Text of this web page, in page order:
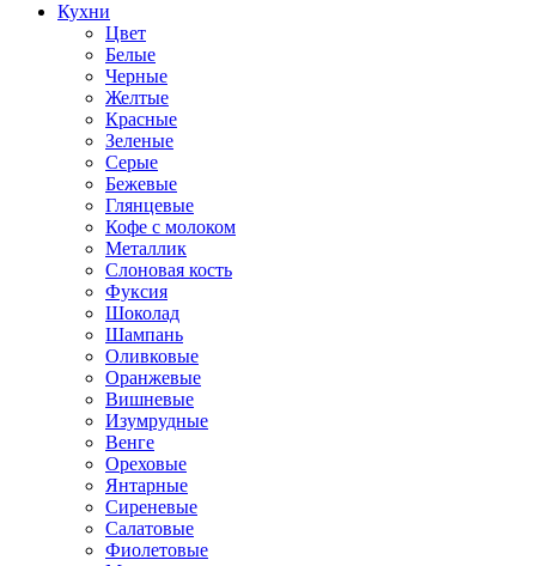
Кухни
Цвет
Белые
Черные
Желтые
Красные
Зеленые
Серые
Бежевые
Глянцевые
Кофе с молоком
Металлик
Слоновая кость
Фуксия
Шоколад
Шампань
Оливковые
Оранжевые
Вишневые
Изумрудные
Венге
Ореховые
Янтарные
Сиреневые
Салатовые
Фиолетовые